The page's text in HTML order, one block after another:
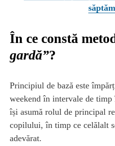
În ce constă
gardă”?
Principiul de bază este
weekend în intervale de
își asumă rolul de principal
copilului, în timp ce celălalt
adevărat.